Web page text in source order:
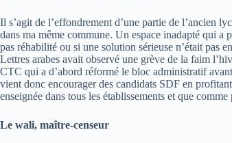
Il s’agit de l’effondrement d’une partie de l’ancien
dans ma même commune. Un espace inadapté qui a
pas réhabilité ou si une solution sérieuse n’était pas
Lettres arabes avait observé une grève de la faim
CTC qui a d’abord réformé le bloc administratif
vient donc encourager des candidats SDF en
enseignée dans tous les établissements et que
Le wali, maître-censeur